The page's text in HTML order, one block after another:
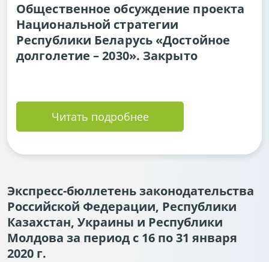
Общественное обсуждение проекта
Национальной стратегии
Республики Беларусь «Достойное
долголетие – 2030». Закрыто
Читать подробнее
Экспресс-бюллетень законодательства
Российской Федерации, Республики
Казахстан, Украины и Республики
Молдова за период с 16 по 31 января
2020 г.